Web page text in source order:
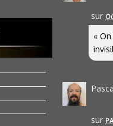
sur
«
sur